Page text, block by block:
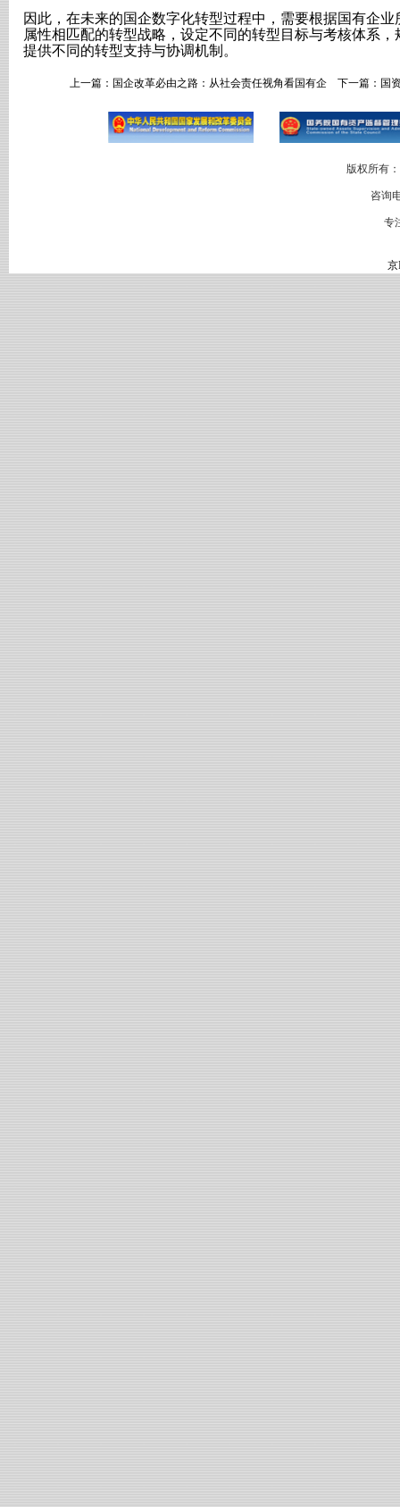
因此，在未来的国企数字化转型过程中，需要根据国有企
属性相匹配的转型战略，设定不同的转型目标与考核体系
提供不同的转型支持与协调机制。
上一篇： 国企改革必由之路：从社会责任视角看国有企下一篇： 国
版权所有
咨询
专
京